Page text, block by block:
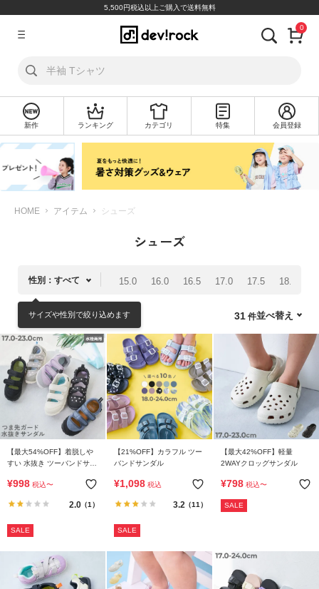
5,500円税込以上ご購入で送料無料
ロ
イ
ン
新
会
員
登
テ
リ
ら
探
す
ラ
ン
キ
ン
か
ら
0
新作 ランキング カテゴリ 特集 会員登録
HOME アイテム シューズ
シューズ
性別：すべて 15.0 16.0 16.5 17.0 17.5 18.0
サイズや性別で絞り込めます 並べ替え
31
【最大54%OFF】着脱しや
すい 水抜き ツーバンドサン
¥998 税込〜
2.0（1）
SALE
【21%OFF】カラフル ツー
バンドサンダル
¥1,098 税込
3.2（11）
SALE
【最大42%OFF】軽量
2WAYクロッグサンダル
¥798 税込〜
SALE